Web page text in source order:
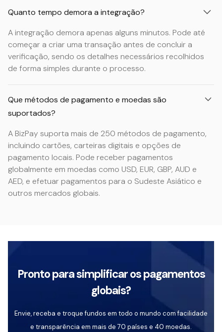
Quanto tempo demora a integração?
A integração demora apenas alguns minutos. Pode até
começar a criar uma transação antes de concluir a
verificação, sendo os detalhes necessários recolhidos
de forma simples durante o processo.
Que métodos de pagamento e moedas são
suportados?
A BizPay suporta mais de 250 métodos de pagamento,
incluindo cartões, carteiras digitais e opções de
pagamento locais. Pode receber pagamentos
globalmente em moedas como USD, EUR, GBP, AUD e
AED, e efetuar pagamentos para o Sudeste Asiático e
outros mercados globais.
Pronto para simplificar os pagamentos
globais?
Envie, receba e troque fundos em todo o mundo com facilidade
e transparência em mais de 70 países e 40 moedas.